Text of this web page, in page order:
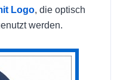
Logo, die optisch
werden.